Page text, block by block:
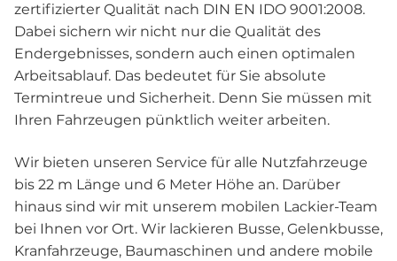
zertifizierter Qualität nach DIN EN IDO 9001:2008.
Dabei sichern wir nicht nur die Qualität des
Endergebnisses, sondern auch einen optimalen
Arbeitsablauf. Das bedeutet für Sie absolute
Termintreue und Sicherheit. Denn Sie müssen mit
Ihren Fahrzeugen pünktlich weiter arbeiten.
Wir bieten unseren Service für alle Nutzfahrzeuge
bis 22 m Länge und 6 Meter Höhe an. Darüber
hinaus sind wir mit unserem mobilen Lackier-Team
bei Ihnen vor Ort. Wir lackieren Busse, Gelenkbusse,
Kranfahrzeuge, Baumaschinen und andere mobile